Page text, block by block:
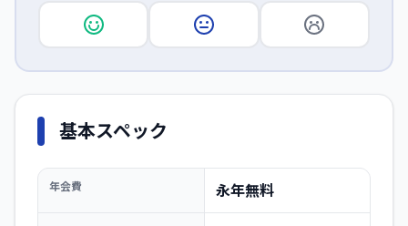
基本スペック
年会費 永年無料